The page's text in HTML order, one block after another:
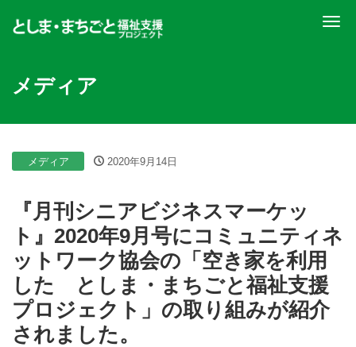
ナ
メディア
メディア 2020年9月14日
『月刊シニアビジネスマーケッ
ト』2020年9月号にコミュニティネ
ットワーク協会の「空き家を利用
した としま・まちごと福祉支援
プロジェクト」の取り組みが紹介
されました。